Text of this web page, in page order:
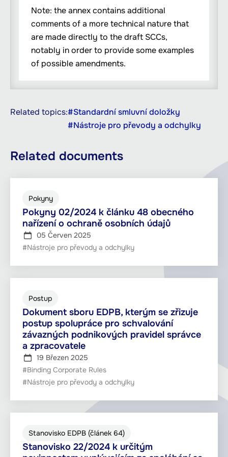
Note: the annex contains additional
comments of a more technical nature that
are made directly to the draft SCCs,
notably in order to provide some examples
of possible amendments.
Related topics:#Standardní smluvní doložky
#Nástroje pro převody a odchylky
Related documents
Pokyny 02/2024 k článku 48 obecného
nařízení o ochraně osobních údajů
Pokyny
05 Červen 2025
#Nástroje pro převody a odchylky
Dokument sboru EDPB, kterým se zřizuje
postup spolupráce pro schvalování
závazných podnikových pravidel správce
a zpracovatele
Postup
19 Březen 2025
#Binding Corporate Rules
#Nástroje pro převody a odchylky
Stanovisko 22/2024 k určitým
Stanovisko EDPB (článek 64)